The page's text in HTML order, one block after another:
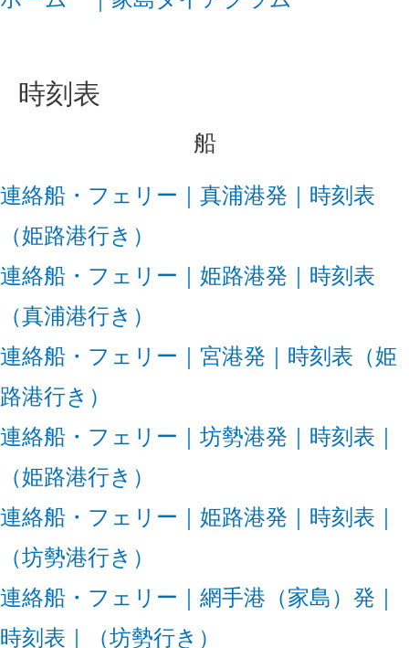
時刻表
船
連絡船・フェリー｜真浦港発｜時刻表
（姫路港行き）
連絡船・フェリー｜姫路港発｜時刻表
（真浦港行き）
連絡船・フェリー｜宮港発｜時刻表（姫
路港行き）
連絡船・フェリー｜坊勢港発｜時刻表｜
（姫路港行き）
連絡船・フェリー｜姫路港発｜時刻表｜
（坊勢港行き）
連絡船・フェリー｜網手港（家島）発｜
時刻表｜（坊勢行き）